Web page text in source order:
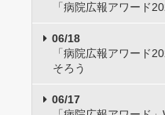
「病院広報アワード
06/18
「病院広報アワード
そろう
06/17